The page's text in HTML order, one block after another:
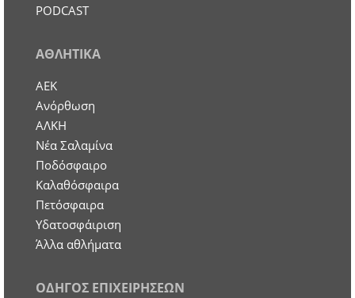
PODCAST
ΑΘΛΗΤΙΚΑ
ΑΕΚ
Ανόρθωση
ΑΛΚΗ
Νέα Σαλαμίνα
Ποδόσφαιρο
Καλαθόσφαιρα
Πετόσφαιρα
Υδατοσφάιριση
Άλλα αθλήματα
ΟΔΗΓΟΣ ΕΠΙΧΕΙΡΗΣΕΩΝ